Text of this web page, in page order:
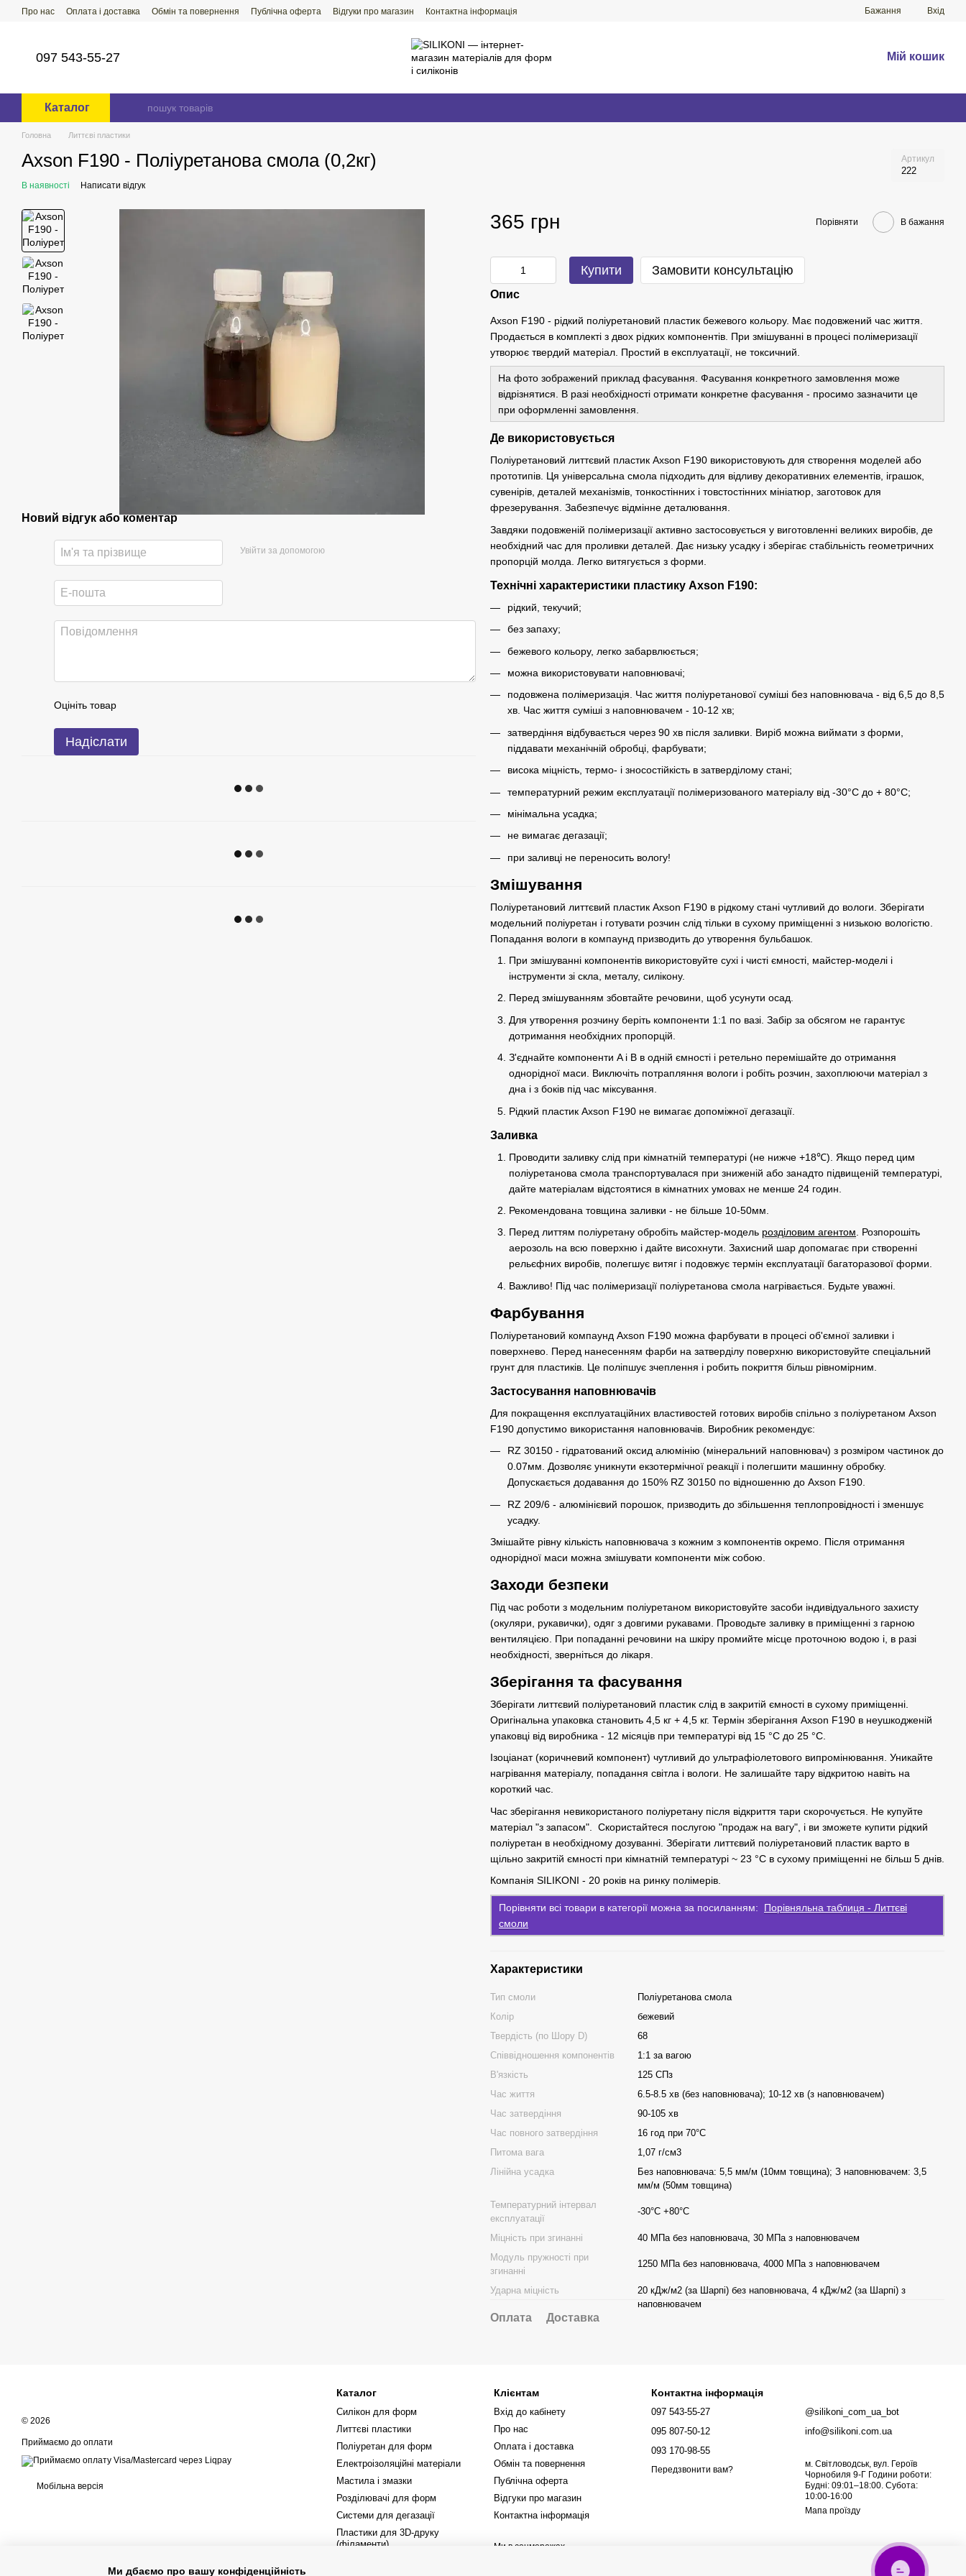
Перейти до основного контенту
Про нас Оплата і доставка Обмін та повернення Публічна оферта Відгуки про магазин Контактна інформація Бажання Вхід
097 543-55-27 Мій кошик
Каталог
Головна Литтєві пластики
Axson F190 - Поліуретанова смола (0,2кг) Артикул
222
В наявності Написати відгук
Новий відгук або коментар
Увійти за допомогою
Оцініть товар
Надіслати
365 грн Порівняти В бажання
Купити Замовити консультацію
Опис
Axson F190 - рідкий поліуретановий пластик бежевого кольору. Має подовжений час життя.
Продається в комплекті з двох рідких компонентів. При змішуванні в процесі полімеризації
утворює твердий матеріал. Простий в експлуатації, не токсичний.
На фото зображений приклад фасування. Фасування конкретного замовлення може
відрізнятися. В разі необхідності отримати конкретне фасування - просимо зазначити це
при оформленні замовлення.
Де використовується
Поліуретановий литтєвий пластик Axson F190 використовують для створення моделей або
прототипів. Ця універсальна смола підходить для відливу декоративних елементів, іграшок,
сувенірів, деталей механізмів, тонкостінних і товстостінних мініатюр, заготовок для
фрезерування. Забезпечує відмінне деталювання.
Завдяки подовженій полімеризації активно застосовується у виготовленні великих виробів, де
необхідний час для проливки деталей. Дає низьку усадку і зберігає стабільність геометричних
пропорцій молда. Легко витягується з форми.
Технічні характеристики пластику Axson F190:
рідкий, текучий;
без запаху;
бежевого кольору, легко забарвлюється;
можна використовувати наповнювачі;
подовжена полімеризація. Час життя поліуретанової суміші без наповнювача - від 6,5 до 8,5
хв. Час життя суміші з наповнювачем - 10-12 хв;
затвердіння відбувається через 90 хв після заливки. Виріб можна виймати з форми,
піддавати механічній обробці, фарбувати;
висока міцність, термо- і зносостійкість в затверділому стані;
температурний режим експлуатації полімеризованого матеріалу від -30°C до + 80°C;
мінімальна усадка;
не вимагає дегазації;
при заливці не переносить вологу!
Змішування
Поліуретановий литтєвий пластик Axson F190 в рідкому стані чутливий до вологи. Зберігати
модельний поліуретан і готувати розчин слід тільки в сухому приміщенні з низькою вологістю.
Попадання вологи в компаунд призводить до утворення бульбашок.
При змішуванні компонентів використовуйте сухі і чисті ємності, майстер-моделі і
інструменти зі скла, металу, силікону.
Перед змішуванням збовтайте речовини, щоб усунути осад.
Для утворення розчину беріть компоненти 1:1 по вазі. Забір за обсягом не гарантує
дотримання необхідних пропорцій.
З'єднайте компоненти A і B в одній ємності і ретельно перемішайте до отримання
однорідної маси. Виключіть потрапляння вологи і робіть розчин, захоплюючи матеріал з
дна і з боків під час міксування.
Рідкий пластик Axson F190 не вимагає допоміжної дегазації.
Заливка
Проводити заливку слід при кімнатній температурі (не нижче +18℃). Якщо перед цим
поліуретанова смола транспортувалася при зниженій або занадто підвищеній температурі,
дайте матеріалам відстоятися в кімнатних умовах не менше 24 годин.
Рекомендована товщина заливки - не більше 10-50мм.
Перед литтям поліуретану обробіть майстер-модель розділовим агентом. Розпорошіть
аерозоль на всю поверхню і дайте висохнути. Захисний шар допомагає при створенні
рельєфних виробів, полегшує витяг і подовжує термін експлуатації багаторазової форми.
Важливо! Під час полімеризації поліуретанова смола нагрівається. Будьте уважні.
Фарбування
Поліуретановий компаунд Axson F190 можна фарбувати в процесі об'ємної заливки і
поверхнево. Перед нанесенням фарби на затверділу поверхню використовуйте спеціальний
грунт для пластиків. Це поліпшує зчеплення і робить покриття більш рівномірним.
Застосування наповнювачів
Для покращення експлуатаційних властивостей готових виробів спільно з поліуретаном Axson
F190 допустимо використання наповнювачів. Виробник рекомендує:
RZ 30150 - гідратований оксид алюмінію (мінеральний наповнювач) з розміром частинок до
0.07мм. Дозволяє уникнути екзотермічної реакції і полегшити машинну обробку.
Допускається додавання до 150% RZ 30150 по відношенню до Axson F190.
RZ 209/6 - алюмінієвий порошок, призводить до збільшення теплопровідності і зменшує
усадку.
Змішайте рівну кількість наповнювача з кожним з компонентів окремо. Після отримання
однорідної маси можна змішувати компоненти між собою.
Заходи безпеки
Під час роботи з модельним поліуретаном використовуйте засоби індивідуального захисту
(окуляри, рукавички), одяг з довгими рукавами. Проводьте заливку в приміщенні з гарною
вентиляцією. При попаданні речовини на шкіру промийте місце проточною водою і, в разі
необхідності, зверніться до лікаря.
Зберігання та фасування
Зберігати литтєвий поліуретановий пластик слід в закритій ємності в сухому приміщенні.
Оригінальна упаковка становить 4,5 кг + 4,5 кг. Термін зберігання Axson F190 в неушкодженій
упаковці від виробника - 12 місяців при температурі від 15 °С до 25 °С.
Ізоціанат (коричневий компонент) чутливий до ультрафіолетового випромінювання. Уникайте
нагрівання матеріалу, попадання світла і вологи. Не залишайте тару відкритою навіть на
короткий час.
Час зберігання невикористаного поліуретану після відкриття тари скорочується. Не купуйте
матеріал "з запасом". Скористайтеся послугою "продаж на вагу", і ви зможете купити рідкий
поліуретан в необхідному дозуванні. Зберігати литтєвий поліуретановий пластик варто в
щільно закритій ємності при кімнатній температурі ~ 23 °С в сухому приміщенні не більш 5 днів.
Компанія SILIKONI - 20 років на ринку полімерів.
Порівняти всі товари в категорії можна за посиланням: Порівняльна таблиця - Литтєві
смоли
Характеристики
Тип смоли
Поліуретанова смола
Колір
бежевий
Твердість (по Шору D)
68
Співвідношення компонентів
1:1 за вагою
В'язкість
125 СПз
Час життя
6.5-8.5 хв (без наповнювача); 10-12 хв (з наповнювачем)
Час затвердіння
90-105 хв
Час повного затвердіння
16 год при 70°C
Питома вага
1,07 г/см3
Лінійна усадка
Без наповнювача: 5,5 мм/м (10мм товщина); З наповнювачем: 3,5
мм/м (50мм товщина)
Температурний інтервал
експлуатації
-30°C +80°C
Міцність при згинанні
40 МПа без наповнювача, 30 МПа з наповнювачем
Модуль пружності при
згинанні
1250 МПа без наповнювача, 4000 МПа з наповнювачем
Ударна міцність
20 кДж/м2 (за Шарпі) без наповнювача, 4 кДж/м2 (за Шарпі) з
наповнювачем
Оплата Доставка
© 2026
Приймаємо до оплати
Мобільна версія
Каталог
Силікон для форм
Литтєві пластики
Поліуретан для форм
Електроізоляційні матеріали
Мастила і змазки
Розділювачі для форм
Системи для дегазації
Пластики для 3D‑друку
(філаменти)
Клієнтам
Вхід до кабінету
Про нас
Оплата і доставка
Обмін та повернення
Публічна оферта
Відгуки про магазин
Контактна інформація
Ми в соцмережах
Контактна інформація
097 543-55-27
095 807-50-12
093 170-98-55
Передзвонити вам?
@silikoni_com_ua_bot
info@silikoni.com.ua
м. Світловодськ, вул. Героїв
Чорнобиля 9-Г Години роботи:
Будні: 09:01–18:00. Субота:
10:00-16:00
Мапа проїзду
Ми дбаємо про вашу конфіденційність